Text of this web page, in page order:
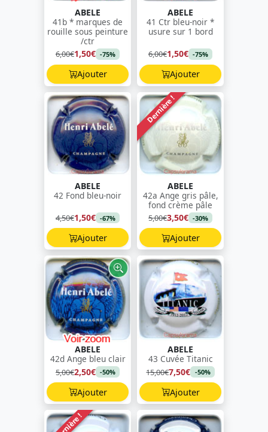
ABELE
41b * marques de
rouille sous peinture
/ctr
6,00€1,50€ -75%
Ajouter
ABELE
41 Ctr bleu-noir *
usure sur 1 bord
6,00€1,50€ -75%
Ajouter
ABELE
42 Fond bleu-noir
4,50€1,50€ -67%
Ajouter
Dernière !
ABELE
42a Ange gris pâle,
fond crème pâle
5,00€3,50€ -30%
Ajouter
ABELE
42d Ange bleu clair
5,00€2,50€ -50%
Ajouter
ABELE
43 Cuvée Titanic
15,00€7,50€ -50%
Ajouter